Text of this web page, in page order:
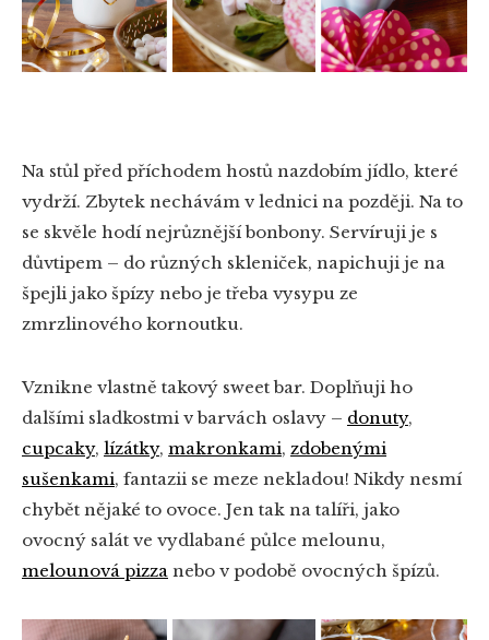
Na stůl před příchodem hostů nazdobím jídlo, které
vydrží. Zbytek nechávám v lednici na později. Na to
se skvěle hodí nejrůznější bonbony. Servíruji je s
důvtipem – do různých skleniček, napichuji je na
špejli jako špízy nebo je třeba vysypu ze
zmrzlinového kornoutku.
Vznikne vlastně takový sweet bar. Doplňuji ho
dalšími sladkostmi v barvách oslavy – donuty,
cupcaky, lízátky, makronkami, zdobenými
sušenkami, fantazii se meze nekladou! Nikdy nesmí
chybět nějaké to ovoce. Jen tak na talíři, jako
ovocný salát ve vydlabané půlce melounu,
melounová pizza nebo v podobě ovocných špízů.